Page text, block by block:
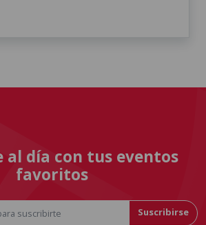
al día con tus eventos
favoritos
Suscribirse